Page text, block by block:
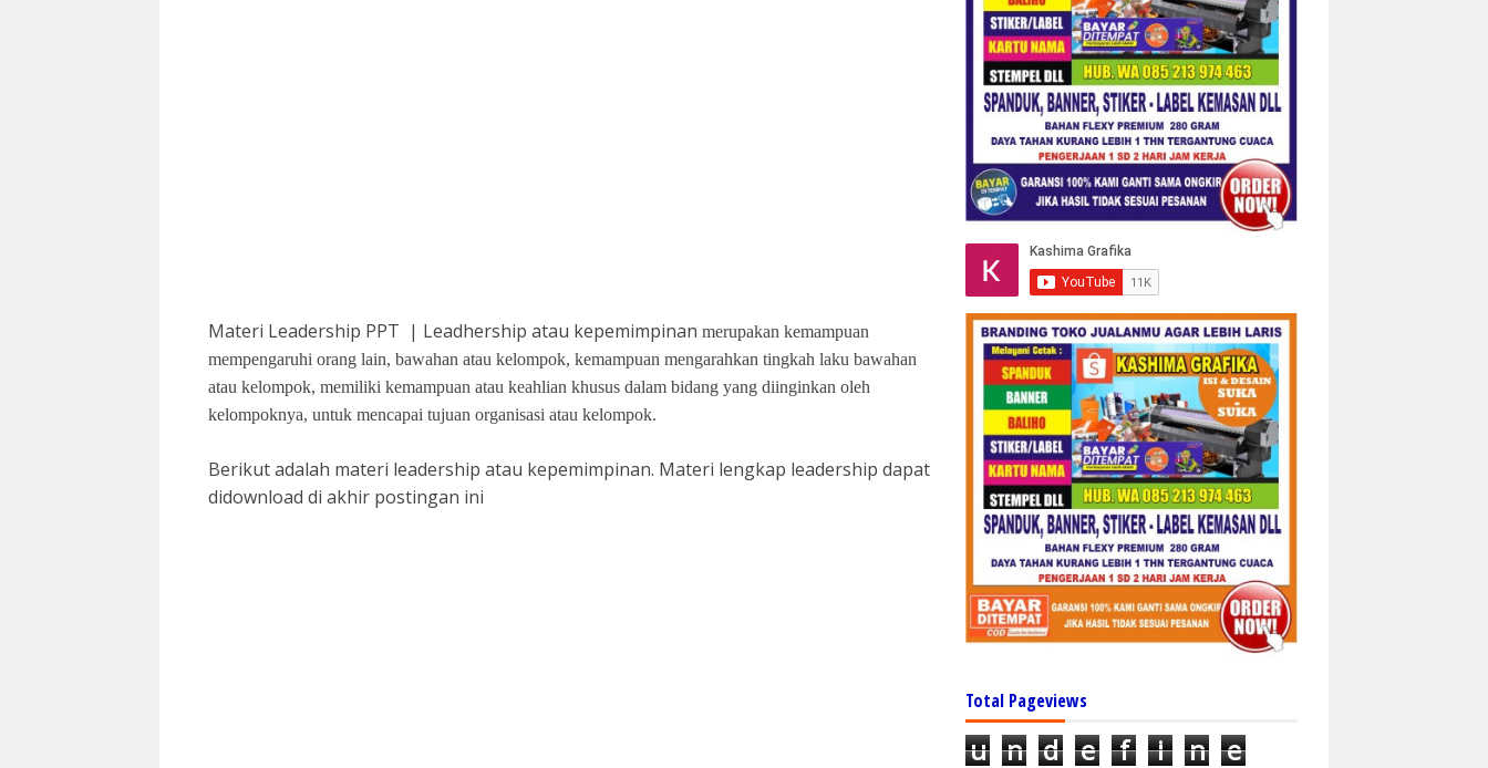
Materi Leadership PPT | Leadhership atau kepemimpinan merupakan kemampuan
mempengaruhi orang lain, bawahan atau kelompok, kemampuan mengarahkan tingkah laku bawahan
atau kelompok, memiliki kemampuan atau keahlian khusus dalam bidang yang diinginkan oleh
kelompoknya, untuk mencapai tujuan organisasi atau kelompok.
Berikut adalah materi leadership atau kepemimpinan. Materi lengkap leadership dapat
didownload di akhir postingan ini
Total Pageviews
u n d e f i n e